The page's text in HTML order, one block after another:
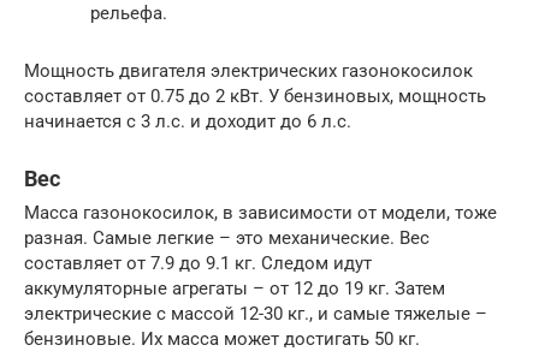
рельефа.
Мощность двигателя электрических газонокосилок
составляет от 0.75 до 2 кВт. У бензиновых, мощность
начинается с 3 л.с. и доходит до 6 л.с.
Вес
Масса газонокосилок, в зависимости от модели, тоже
разная. Самые легкие – это механические. Вес
составляет от 7.9 до 9.1 кг. Следом идут
аккумуляторные агрегаты – от 12 до 19 кг. Затем
электрические с массой 12-30 кг., и самые тяжелые –
бензиновые. Их масса может достигать 50 кг.